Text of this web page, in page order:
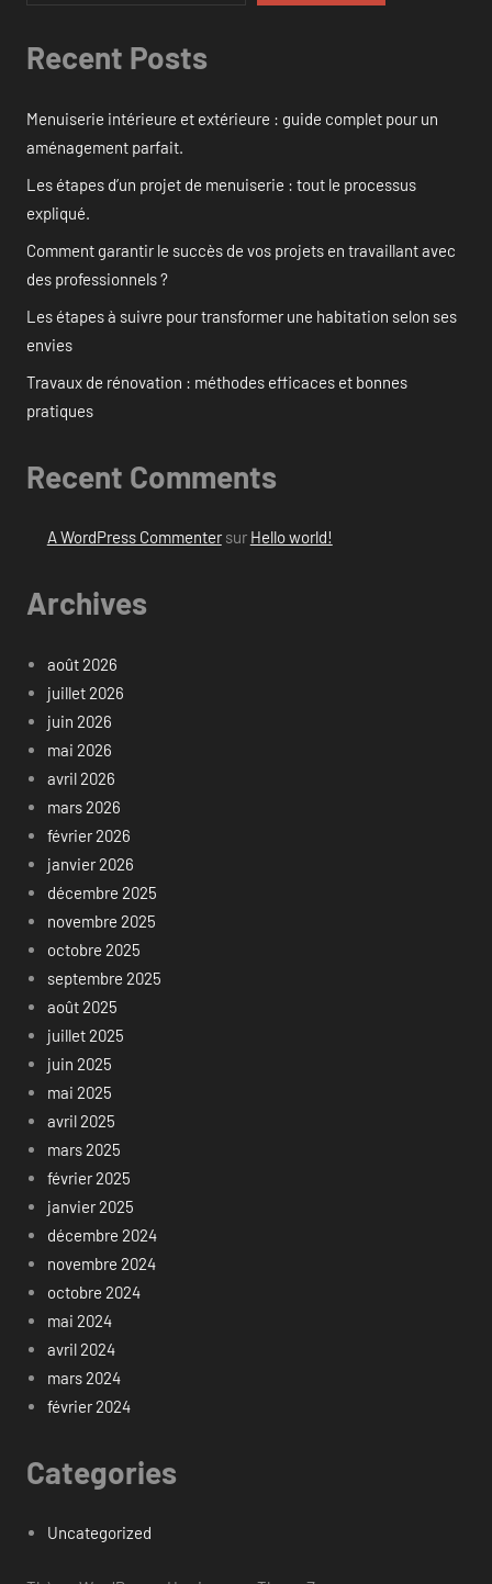
Recent Posts
Menuiserie intérieure et extérieure : guide complet pour un
aménagement parfait.
Les étapes d’un projet de menuiserie : tout le processus
expliqué.
Comment garantir le succès de vos projets en travaillant avec
des professionnels ?
Les étapes à suivre pour transformer une habitation selon ses
envies
Travaux de rénovation : méthodes efficaces et bonnes
pratiques
Recent Comments
A WordPress Commentersur Hello world!
Archives
août 2026
juillet 2026
juin 2026
mai 2026
avril 2026
mars 2026
février 2026
janvier 2026
décembre 2025
novembre 2025
octobre 2025
septembre 2025
août 2025
juillet 2025
juin 2025
mai 2025
avril 2025
mars 2025
février 2025
janvier 2025
décembre 2024
novembre 2024
octobre 2024
mai 2024
avril 2024
mars 2024
février 2024
Categories
Uncategorized